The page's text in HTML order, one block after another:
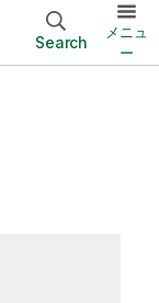
Search
メニュ
ー